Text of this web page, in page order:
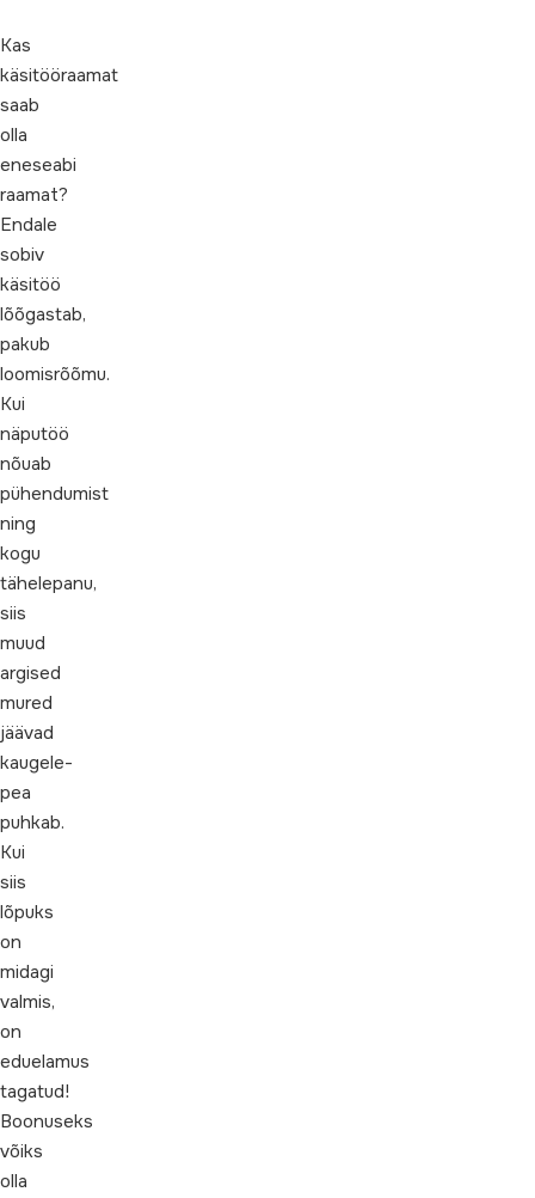
Kas
käsitööraamat
saab
olla
eneseabi
raamat?
Endale
sobiv
käsitöö
lõõgastab,
pakub
loomisrõõmu.
Kui
näputöö
nõuab
pühendumist
ning
kogu
tähelepanu,
siis
muud
argised
mured
jäävad
kaugele-
pea
puhkab.
Kui
siis
lõpuks
on
midagi
valmis,
on
eduelamus
tagatud!
Boonuseks
võiks
olla